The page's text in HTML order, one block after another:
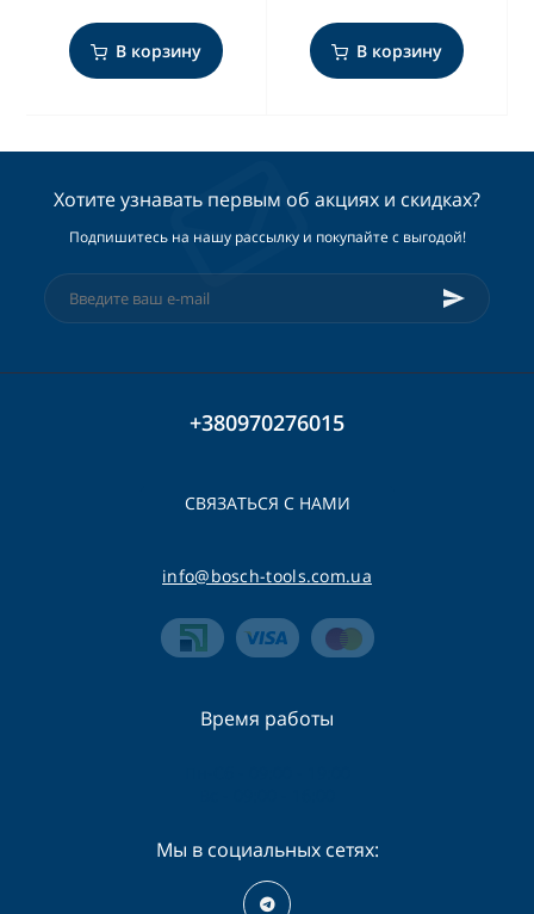
В корзину В корзину
Хотите узнавать первым об акциях и скидках?
Подпишитесь на нашу рассылку и покупайте с выгодой!
+380970276015
СВЯЗАТЬСЯ С НАМИ
info@bosch-tools.com.ua
Время работы
Мы в социальных сетях: